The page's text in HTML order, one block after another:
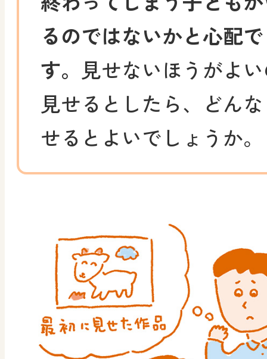
るのではないかと心配で
す。 見せないほうがよ
見せるとしたら、どん
せるとよいでしょうか。